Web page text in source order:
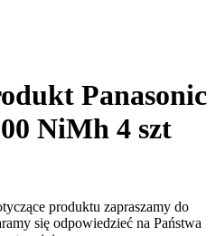
Panasonic
NiMh 4 szt
produktu zapraszamy do
się odpowiedzieć na Państwa